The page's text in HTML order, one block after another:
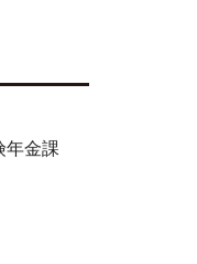
年金課